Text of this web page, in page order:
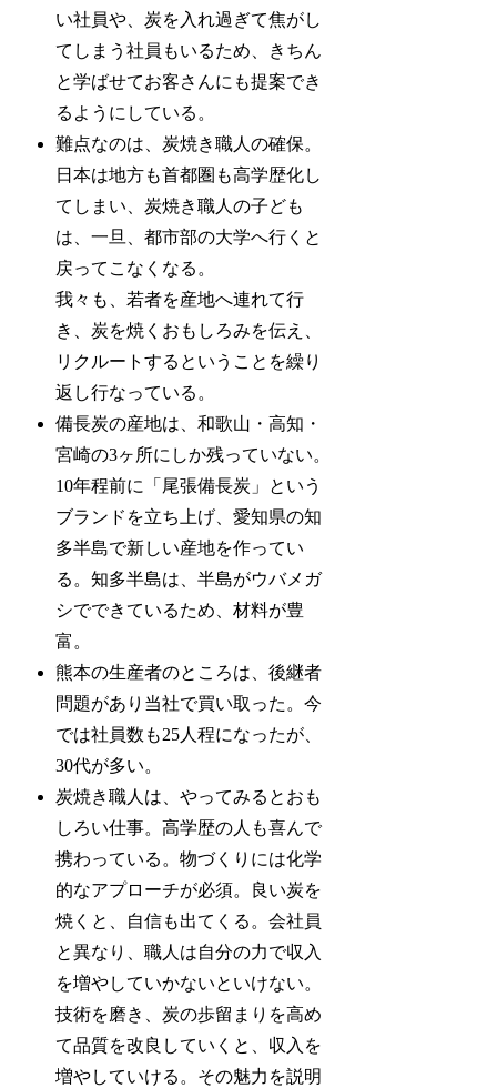
い社員や、炭を入れ過ぎて焦がし
てしまう社員もいるため、きちん
と学ばせてお客さんにも提案でき
るようにしている。
難点なのは、炭焼き職人の確保。
日本は地方も首都圏も高学歴化し
てしまい、炭焼き職人の子ども
は、一旦、都市部の大学へ行くと
戻ってこなくなる。
我々も、若者を産地へ連れて行
き、炭を焼くおもしろみを伝え、
リクルートするということを繰り
返し行なっている。
備長炭の産地は、和歌山・高知・
宮崎の3ヶ所にしか残っていない。
10年程前に「尾張備長炭」という
ブランドを立ち上げ、愛知県の知
多半島で新しい産地を作ってい
る。知多半島は、半島がウバメガ
シでできているため、材料が豊
富。
熊本の生産者のところは、後継者
問題があり当社で買い取った。今
では社員数も25人程になったが、
30代が多い。
炭焼き職人は、やってみるとおも
しろい仕事。高学歴の人も喜んで
携わっている。物づくりには化学
的なアプローチが必須。良い炭を
焼くと、自信も出てくる。会社員
と異なり、職人は自分の力で収入
を増やしていかないといけない。
技術を磨き、炭の歩留まりを高め
て品質を改良していくと、収入を
増やしていける。その魅力を説明